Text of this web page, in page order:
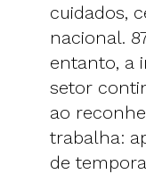
cuidados,
nacional.
entanto, a
setor
ao
trabalha:
de